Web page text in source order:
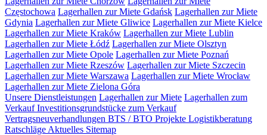
Częstochowa Lagerhallen zur Miete Gdańsk Lagerhallen zur Miete
Gdynia Lagerhallen zur Miete Gliwice Lagerhallen zur Miete Kielce
Lagerhallen zur Miete Kraków Lagerhallen zur Miete Lublin
Lagerhallen zur Miete Łódź Lagerhallen zur Miete Olsztyn
Lagerhallen zur Miete Opole Lagerhallen zur Miete Poznań
Lagerhallen zur Miete Rzeszów Lagerhallen zur Miete Szczecin
Lagerhallen zur Miete Warszawa Lagerhallen zur Miete Wrocław
Lagerhallen zur Miete Zielona Góra
Unsere Dienstleistungen Lagerhallen zur Miete Lagerhallen zum
VerkaufInvestitionsgrundstücke zum Verkauf
Vertragsneuverhandlungen BTS / BTO Projekte Logistikberatung
Ratschläge Aktuelles Sitemap